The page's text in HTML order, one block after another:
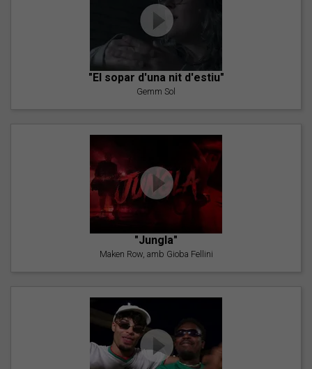
"El sopar d'una nit d'estiu"
Gemm Sol
"Jungla"
Maken Row, amb Gioba Fellini